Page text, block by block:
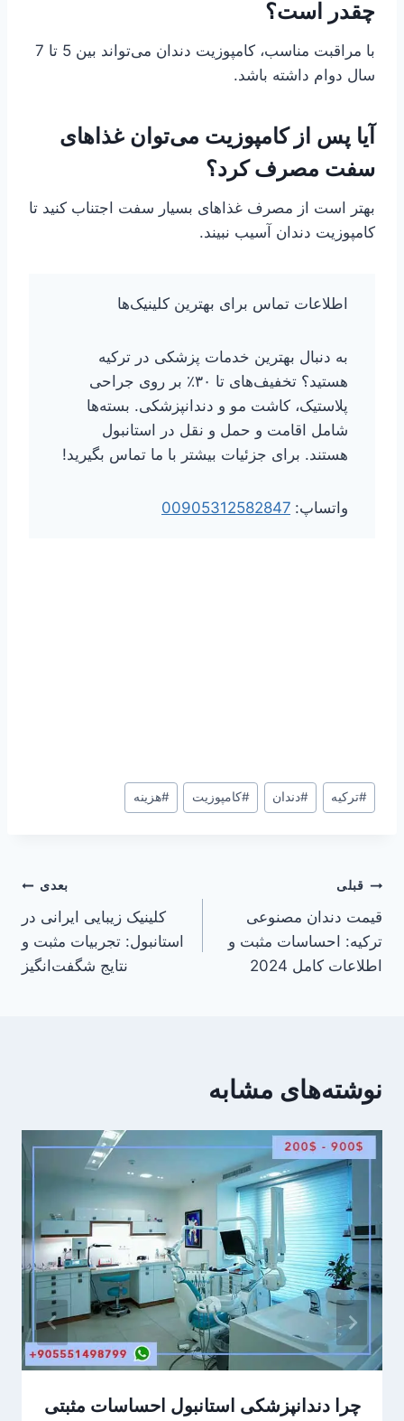
چقدر است؟
با مراقبت مناسب، کامپوزیت دندان می‌تواند بین 5 تا 7
سال دوام داشته باشد.
آیا پس از کامپوزیت می‌توان غذاهای
سفت مصرف کرد؟
بهتر است از مصرف غذاهای بسیار سفت اجتناب کنید تا
کامپوزیت دندان آسیب نبیند.
اطلاعات تماس برای بهترین کلینیک‌ها
به دنبال بهترین خدمات پزشکی در ترکیه
هستید؟ تخفیف‌های تا ۳۰٪ بر روی جراحی
پلاستیک، کاشت مو و دندانپزشکی. بسته‌ها
شامل اقامت و حمل و نقل در استانبول
هستند. برای جزئیات بیشتر با ما تماس بگیرید!
واتساپ: 00905312582847
برچسب‌های
نوشته:
#ترکیه #دندان #کامپوزیت #هزینه
راهبری
نوشته
قبلی
قیمت دندان مصنوعی
ترکیه: احساسات مثبت و
اطلاعات کامل 2024
بعدی
کلینیک زیبایی ایرانی در
استانبول: تجربیات مثبت و
نتایج شگفت‌انگیز
نوشته‌های مشابه
چرا دندانپزشکی استانبول احساسات مثبتی